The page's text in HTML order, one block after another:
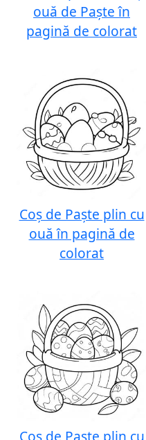
ouă de Paște în
pagină de colorat
Coș de Paște plin cu
ouă în pagină de
colorat
Coș de Paște plin cu